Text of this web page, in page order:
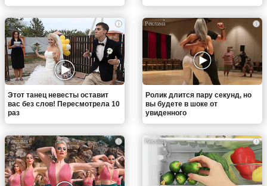
i
Этот танец невесты оставит
вас без слов! Пересмотрела 10
раз
i
Ролик длится пару секунд, но
вы будете в шоке от
увиденного
i i